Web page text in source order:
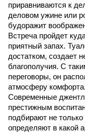
приравниваются к
деловом ужине или
будоражит
Встреча пройдет
приятный запах.
достатком, создает
благополучия. С
переговоры, он
атмосферу комфорта.
Современные
престижным
подбирают не
определяют в какой